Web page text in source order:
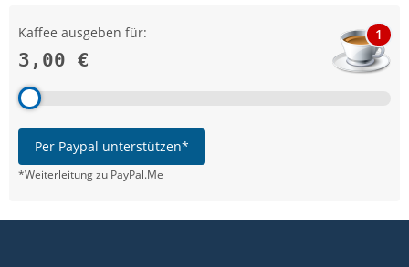
Kaffee ausgeben für:
3,00 €
1
Per Paypal unterstützen*
*Weiterleitung zu PayPal.Me